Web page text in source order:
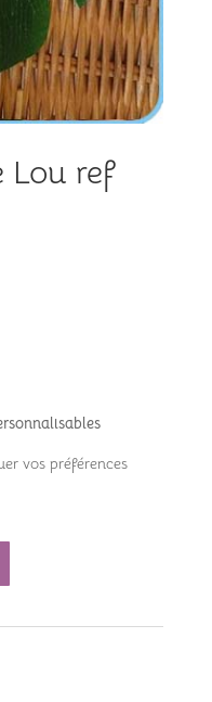
Lou ref
vos préférences